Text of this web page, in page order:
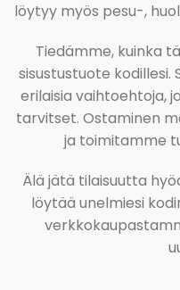
löytyy myös pesu-,
Tiedämme, kuinka
sisustustuote kodillesi.
erilaisia vaihtoehtoja,
tarvitset. Ostaminen
ja toimitamme
Älä jätä tilaisuutta
löytää unelmiesi